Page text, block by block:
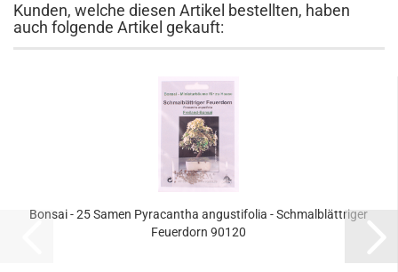
Kunden, welche diesen Artikel bestellten, haben
auch folgende Artikel gekauft:
Bonsai - 25 Samen Pyracantha angustifolia - Schmalblättriger
Feuerdorn 90120